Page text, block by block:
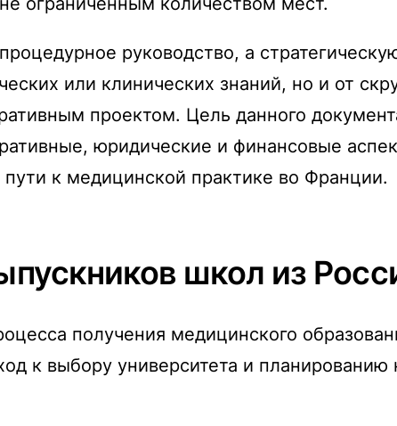
руководство, а
или клинических знаний, но и от
проектом. Цель данного
юридические и финансовые
к медицинской практике во Франции.
школ из
получения медицинского
к выбору университета и планированию